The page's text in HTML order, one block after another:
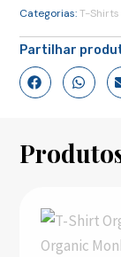
Categorias:T-Shirts
Partilhar